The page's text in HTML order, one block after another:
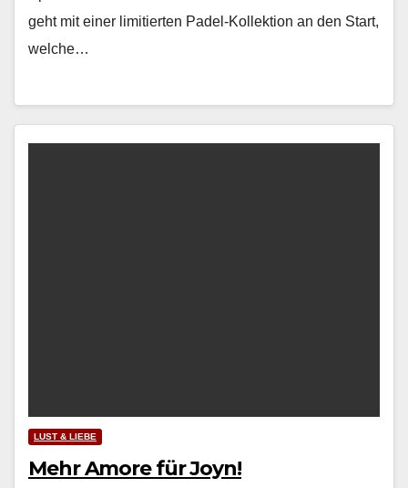
geht mit ein­er lim­i­tierten Padel-Kollek­tion an den Start,
welche…
LUST & LIEBE
Mehr Amore für Joyn!